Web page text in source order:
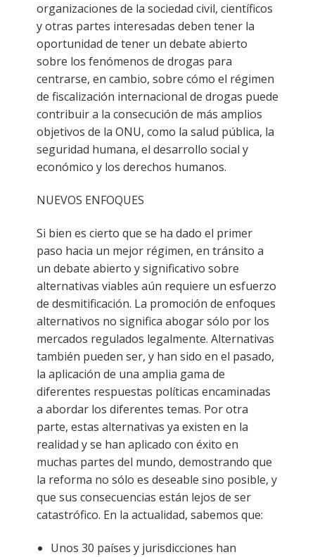
organizaciones de la sociedad civil, científicos
y otras partes interesadas deben tener la
oportunidad de tener un debate abierto
sobre los fenómenos de drogas para
centrarse, en cambio, sobre cómo el régimen
de fiscalización internacional de drogas puede
contribuir a la consecución de más amplios
objetivos de la ONU, como la salud pública, la
seguridad humana, el desarrollo social y
económico y los derechos humanos.
NUEVOS ENFOQUES
Si bien es cierto que se ha dado el primer
paso hacia un mejor régimen, en tránsito a
un debate abierto y significativo sobre
alternativas viables aún requiere un esfuerzo
de desmitificación. La promoción de enfoques
alternativos no significa abogar sólo por los
mercados regulados legalmente. Alternativas
también pueden ser, y han sido en el pasado,
la aplicación de una amplia gama de
diferentes respuestas políticas encaminadas
a abordar los diferentes temas. Por otra
parte, estas alternativas ya existen en la
realidad y se han aplicado con éxito en
muchas partes del mundo, demostrando que
la reforma no sólo es deseable sino posible, y
que sus consecuencias están lejos de ser
catastrófico. En la actualidad, sabemos que:
Unos 30 países y jurisdicciones han